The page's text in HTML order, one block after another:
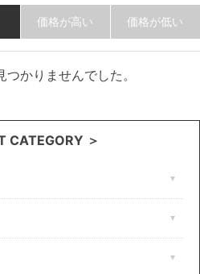
価格が高い 価格が低い
かりませんでした。
CATEGORY ＞